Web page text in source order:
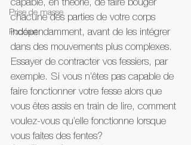
Prise de masse
Podcast
capable, en théorie, de faire bouger
chacune des parties de votre corps
indépendamment, avant de les intégrer
dans des mouvements plus complexes.
Essayer de contracter vos fessiers, par
exemple. Si vous n’êtes pas capable de
faire fonctionner votre fesse alors que
vous êtes assis en train de lire, comment
voulez-vous qu’elle fonctionne lorsque
vous faites des fentes?